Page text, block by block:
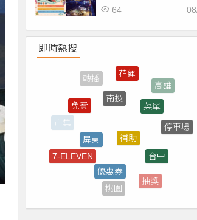
通，免費入場！
64
即時熱搜
免費
南投
菜單
雲林
直播
7-ELEVEN
屏東
補助
台中
抽獎
桃園
優惠券